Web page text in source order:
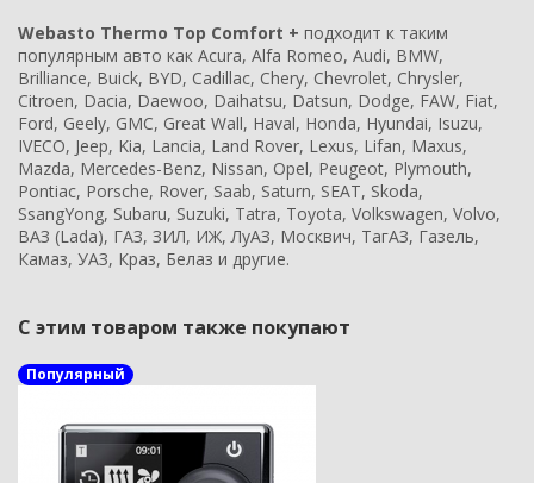
Webasto Thermo Top Comfort + подходит к таким
популярным авто как Acura, Alfa Romeo, Audi, BMW,
Brilliance, Buick, BYD, Cadillac, Chery, Chevrolet, Chrysler,
Citroen, Dacia, Daewoo, Daihatsu, Datsun, Dodge, FAW, Fiat,
Ford, Geely, GMC, Great Wall, Haval, Honda, Hyundai, Isuzu,
IVECO, Jeep, Kia, Lancia, Land Rover, Lexus, Lifan, Maxus,
Mazda, Mercedes-Benz, Nissan, Opel, Peugeot, Plymouth,
Pontiac, Porsche, Rover, Saab, Saturn, SEAT, Skoda,
SsangYong, Subaru, Suzuki, Tatra, Toyota, Volkswagen, Volvo,
ВАЗ (Lada), ГАЗ, ЗИЛ, ИЖ, ЛуАЗ, Москвич, ТагАЗ, Газель,
Камаз, УАЗ, Краз, Белаз и другие.
С этим товаром также покупают
Популярный